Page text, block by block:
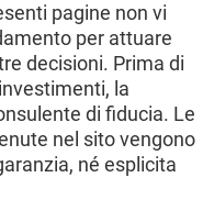
pagine non vi
per attuare
decisioni. Prima di
la
di fiducia. Le
nel sito vengono
né esplicita